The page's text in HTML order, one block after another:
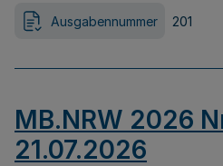
Ausgabennummer 201
MB.NRW 2026
21.07.2026